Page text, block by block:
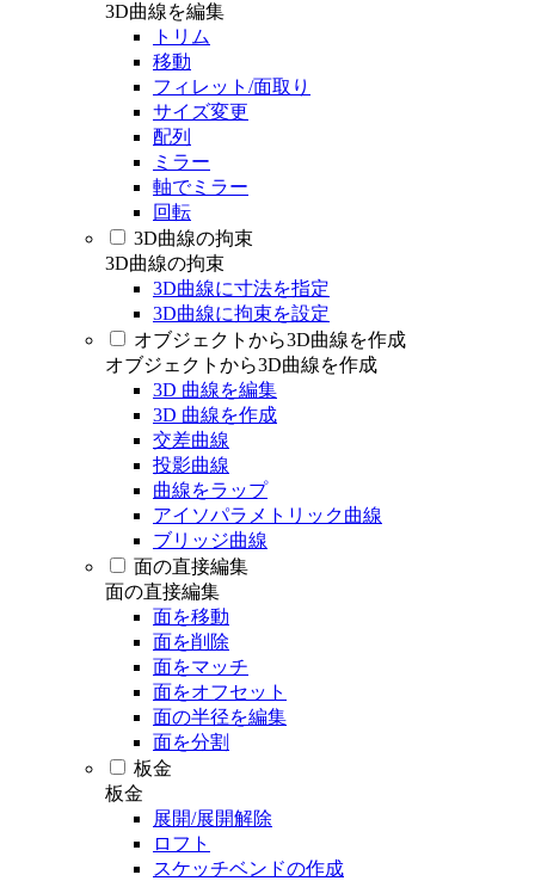
3D曲線を編集
トリム
移動
フィレット/面取り
サイズ変更
配列
ミラー
軸でミラー
回転
3D曲線の拘束
3D曲線の拘束
3D曲線に寸法を指定
3D曲線に拘束を設定
オブジェクトから3D曲線を作成
オブジェクトから3D曲線を作成
3D 曲線を編集
3D 曲線を作成
交差曲線
投影曲線
曲線をラップ
アイソパラメトリック曲線
ブリッジ曲線
面の直接編集
面の直接編集
面を移動
面を削除
面をマッチ
面をオフセット
面の半径を編集
面を分割
板金
板金
展開/展開解除
ロフト
スケッチベンドの作成